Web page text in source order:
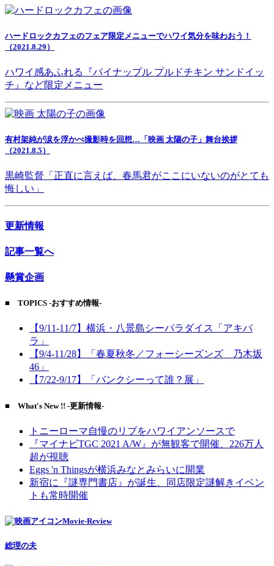
ハードロックカフェのフェア限定メニューでハワイ気分を味わおう！
（2021.8.29）
ハワイ感あふれる『パイナップル プルドチキン サンドイッ
チ』など限定メニュー
有村架純が涙を浮かべ撮影時を回想…「映画 太陽の子」舞台挨拶
（2021.8.5）
黒崎監督「正直に言えば、春馬君がここにいないのがとても
悔しい」
更新情報
記事一覧へ
懸賞企画
■ TOPICS -おすすめ情報-
【9/11-11/7】横浜・八景島シーパラダイス「アキパ
ラ」
【9/4-11/28】「春夏秋冬／フォーシーズンズ 乃木坂
46」
【7/22-9/17】「バンクシーって誰？展」
■ What's New !! -更新情報-
トニーローマ自慢のリブをハワイアンソースで
『マイナビTGC 2021 A/W』が無観客で開催、226万人
超が視聴
Eggs 'n Thingsが横浜みなとみらいに開業
新宿に『謎専門書店』が誕生、同店限定謎解きイベン
トも常時開催
Movie-Review
総理の夫